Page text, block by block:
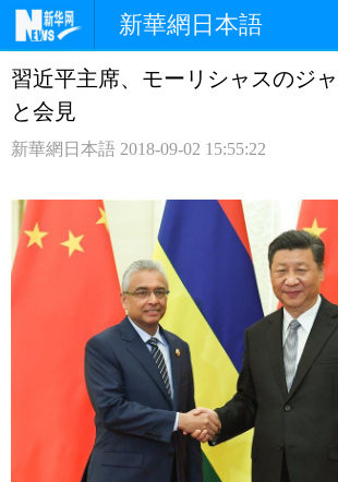
新華網日本語
ホームページ 政治
中日対訳
習近平主席、モーリシャスのジ
と会見
新華網日本語 2018-09-02 15:55:22